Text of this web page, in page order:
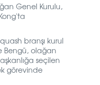
Genel Kurulu,
branşı kurul
Bengü, olağan
seçilen
görevinde